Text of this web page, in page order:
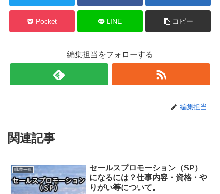
Pocket LINE コピー
編集担当をフォローする
編集担当
関連記事
職業一覧
セールスプロモーション（SP）
になるには？仕事内容・資格・や
りがい等について。